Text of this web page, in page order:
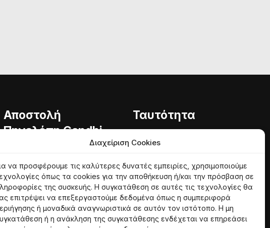
Διαχείριση Cookies
να προσφέρουμε τις καλύτερες δυνατές εμπειρίες, χρησιμοποιούμε
όπως τα cookies για την αποθήκευση ή/και την πρόσβαση σε
της συσκευής. Η συγκατάθεση σε αυτές τις τεχνολογίες θα
επιτρέψει να επεξεργαστούμε δεδομένα όπως η συμπεριφορά
ή μοναδικά αναγνωριστικά σε αυτόν τον ιστότοπο. Η μη
ή η ανάκληση της συγκατάθεσης ενδέχεται να επηρεάσει
Αποστολή
Πηνελόπη Gandhi
Φιλοσοφία
Ομάδα
Ταυτότητα
Φιλοσοφία